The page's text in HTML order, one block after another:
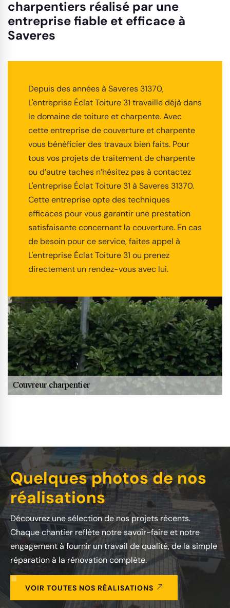
charpentiers réalisé par une
entreprise fiable et efficace à
Saveres
Depuis des années à Saveres 31370,
L'entreprise Éclat Toiture 31 travaille déjà dans
le domaine de toiture et charpente. Avec
cette entreprise de couverture et charpente
vous bénéficier des travaux bien faits. Pour
tous vos projets de traitement de charpente
ou d’autre taches n’hésitez pas à contactez
L'entreprise Éclat Toiture 31 à Saveres 31370.
Cette entreprise opte des techniques
efficaces pour vous garantir une prestation
satisfaisante concernant la couverture. En cas
de besoin pour ce service, faites appel à
L'entreprise Éclat Toiture 31 ou prenez
directement un rendez-vous avec lui.
Quelques photos de nos
réalisations
Découvrez une sélection de nos projets récents.
Chaque chantier reflète notre savoir-faire et notre
engagement à fournir un travail de qualité, de la simple
réparation à la rénovation complète.
VOIR TOUTES NOS RÉALISATIONS